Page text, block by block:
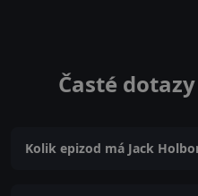
Časté
Kolik epizod má Jack